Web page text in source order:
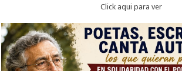
Click aqui para ver